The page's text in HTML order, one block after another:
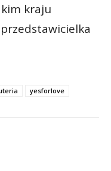
kraju
yesforlove